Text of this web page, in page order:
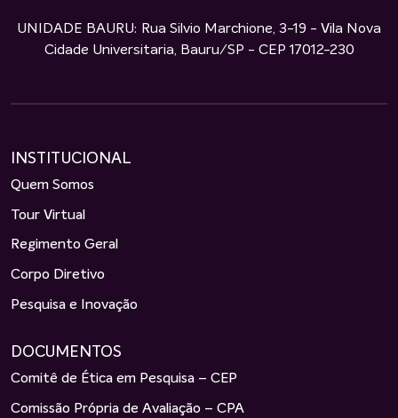
UNIDADE BAURU: Rua Silvio Marchione, 3-19 - Vila Nova
Cidade Universitaria, Bauru/SP - CEP 17012-230
INSTITUCIONAL
Quem Somos
Tour Virtual
Regimento Geral
Corpo Diretivo
Pesquisa e Inovação
DOCUMENTOS
Comitê de Ética em Pesquisa – CEP
Comissão Própria de Avaliação – CPA